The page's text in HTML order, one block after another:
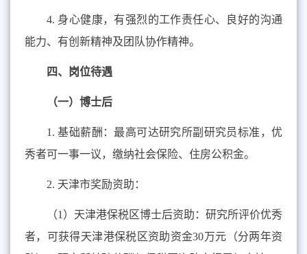
4. 身心健康，有强烈的工作责任心、良好的沟通
能力、有创新精神及团队协作精神。
四、岗位待遇
（一）博士后
1.基础薪酬：最高可达研究所副研究员标准，优
秀者可一事一议，缴纳社会保险、住房公积金。
2. 天津市奖励资助：
（1 ）天津港保税区博士后资助：研究所评价优秀
者，可获得天津港保税区资助资金30万元（分两年资